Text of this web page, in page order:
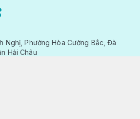
Nghị, Phường Hòa Cường Bắc, Đà
Hải Châu